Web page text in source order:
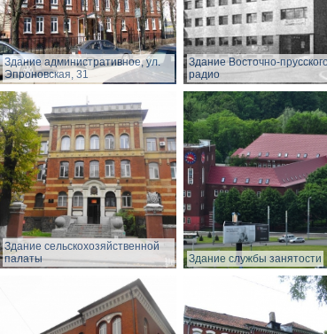
Здание административное, ул.
Эпроновская, 31
Здание Восточно-
радио
Здание сельскохозяйственной
палаты
Здание службы занятости